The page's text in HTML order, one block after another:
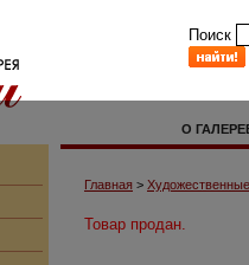
Поиск
О
Главная >
Товар продан.